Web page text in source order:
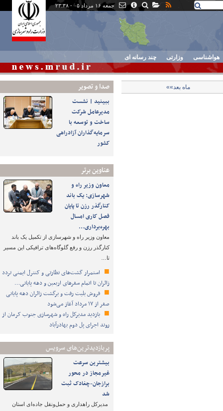
جمعه ۱۶ مرداد ۰۵ - ۲۳:۳۸
هواشناسی وزارتی چند رسانه ای
صدا و تصوير
ببینید | نشست
مدیرعامل شرکت
ساخت و توسعه با
سرمایه‌گذاران آزادراهی
کشور
عناوین برتر
معاون وزیر راه و
شهرسازی: یک باند
کنارگذر رزن تا پایان
فصل کاری امسال
بهره‌برداری…
معاون وزیر راه و شهرسازی از تکمیل یک باند
کنارگذر رزن و رفع گلوگاه‌های ترافیکی این مسیر
تا…
استمرار گشت‌های نظارتی و کنترل ایمنی تردد
زائران تا اتمام سفرهای اربعین و دهه پایانی…
فروش بلیت رفت و برگشت زائران دهه پایانی
صفر از ۱۷ مرداد آغاز می‌شود
بازدید مدیرکل راه و شهرسازی جنوب کرمان از
روند اجرای پل دوم بهادرآباد
پربازدیدترین‌های سرویس
بیشترین سرعت
غیرمجاز در محور
برازجان-چغادک ثبت
شد
مدیرکل راهداری و حمل‌ونقل جاده‌ای استان
ماه بعد»»